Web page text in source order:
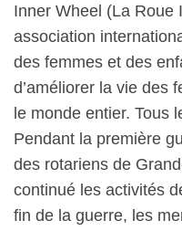
Inner Wheel (La Roue
association
des femmes et des
d’améliorer la vie des
le monde entier. Tous
Pendant la première
des rotariens de
continué les activités
fin de la guerre, les